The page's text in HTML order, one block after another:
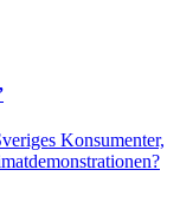
Konsumenter,